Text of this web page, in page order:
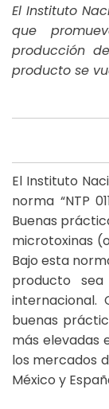
El Instituto
que
producción
producto se
El Instituto
norma “NTP
Buenas
microtoxinas
Bajo esta
producto
internacional.
buenas
más elevadas
los mercados
México y